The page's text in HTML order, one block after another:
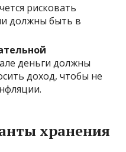
рисковать
должны быть в
деньги должны
доход, чтобы не
хранения